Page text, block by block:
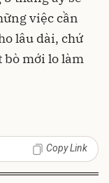
việc cần
lâu dài, chứ
bò mới lo làm
Copy Link